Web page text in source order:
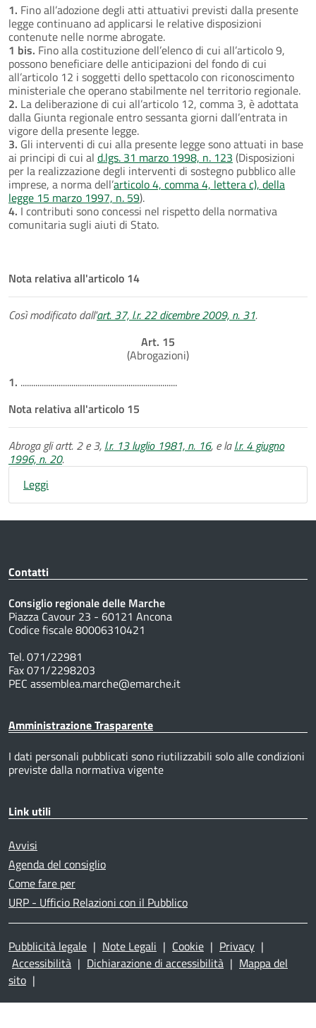
1. Fino all’adozione degli atti attuativi previsti dalla presente
legge continuano ad applicarsi le relative disposizioni
contenute nelle norme abrogate.
1 bis. Fino alla costituzione dell’elenco di cui all’articolo 9,
possono beneficiare delle anticipazioni del fondo di cui
all’articolo 12 i soggetti dello spettacolo con riconoscimento
ministeriale che operano stabilmente nel territorio regionale.
2. La deliberazione di cui all’articolo 12, comma 3, è adottata
dalla Giunta regionale entro sessanta giorni dall’entrata in
vigore della presente legge.
3. Gli interventi di cui alla presente legge sono attuati in base
ai principi di cui al d.lgs. 31 marzo 1998, n. 123 (Disposizioni
per la realizzazione degli interventi di sostegno pubblico alle
imprese, a norma dell’articolo 4, comma 4, lettera c), della
legge 15 marzo 1997, n. 59).
4. I contributi sono concessi nel rispetto della normativa
comunitaria sugli aiuti di Stato.
Nota relativa all'articolo 14
Così modificato dall'art. 37, l.r. 22 dicembre 2009, n. 31.
Art. 15
(Abrogazioni)
1. ..........................................................................
Nota relativa all'articolo 15
Abroga gli artt. 2 e 3, l.r. 13 luglio 1981, n. 16, e lal.r. 4 giugno
1996, n. 20.
Leggi
Contatti
Consiglio regionale delle Marche
Piazza Cavour 23 - 60121 Ancona
Codice fiscale 80006310421
Tel. 071/22981
Fax 071/2298203
PEC assemblea.marche@emarche.it
Amministrazione Trasparente
I dati personali pubblicati sono riutilizzabili solo alle condizioni
previste dalla normativa vigente
Link utili
Avvisi
Agenda del consiglio
Come fare per
URP - Ufficio Relazioni con il Pubblico
Pubblicità legale | Note Legali | Cookie | Privacy |
Accessibilità | Dichiarazione di accessibilità | Mappa del
sito |